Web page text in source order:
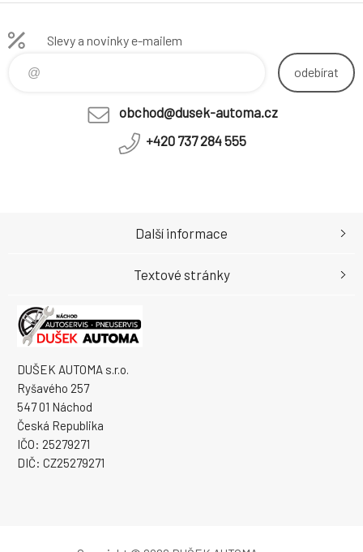
Slevy a novinky e-mailem
odebírat
obchod@dusek-automa.cz
+420 737 284 555
DUŠEK AUTOMA s.r.o.
Ryšavého 257
547 01 Náchod
Česká Republika
IČO: 25279271
DIČ: CZ25279271
Další informace
Textové stránky